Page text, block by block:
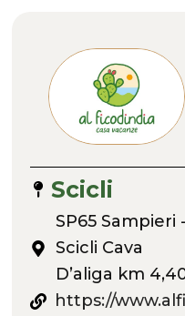
Scicli
SP65 Sampieri -
Scicli Cava
D’aliga km
https://